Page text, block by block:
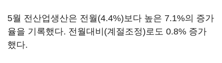
5월 전산업생산은 전월(4.4%)보다 높은 7.1%의 증가
율을 기록했다. 전월대비(계절조정)로도 0.8% 증가
했다.